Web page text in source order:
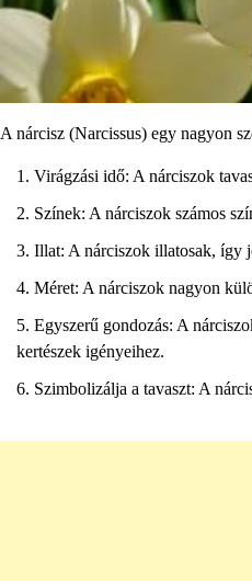
A nárcisz (Narcissus) egy nagyon
Virágzási idő: A nárciszok
Színek: A nárciszok számos
Illat: A nárciszok illatosak, így
Méret: A nárciszok nagyon
Egyszerű gondozás: A
kertészek igényeihez.
Szimbolizálja a tavaszt: A